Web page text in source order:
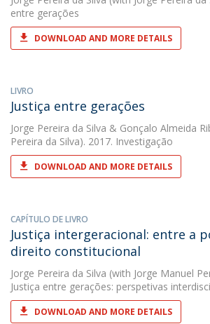
entre gerações
DOWNLOAD AND MORE DETAILS
LIVRO
Justiça entre gerações
Jorge Pereira da Silva & Gonçalo Almeida
Pereira da Silva). 2017. Investigação
DOWNLOAD AND MORE DETAILS
CAPÍTULO DE LIVRO
Justiça intergeracional: entre a
direito constitucional
Jorge Pereira da Silva (with Jorge Manuel
Justiça entre gerações: perspetivas
DOWNLOAD AND MORE DETAILS